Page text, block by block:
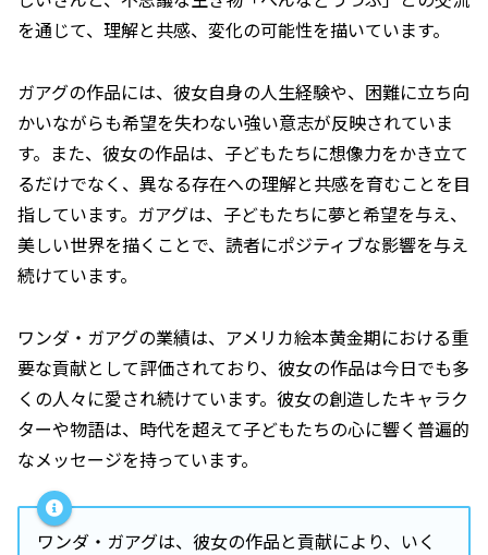
を通じて、理解と共感、変化の可能性を描いています。
ガアグの作品には、彼女自身の人生経験や、困難に立ち向
かいながらも希望を失わない強い意志が反映されていま
す。また、彼女の作品は、子どもたちに想像力をかき立て
るだけでなく、異なる存在への理解と共感を育むことを目
指しています。ガアグは、子どもたちに夢と希望を与え、
美しい世界を描くことで、読者にポジティブな影響を与え
続けています。
ワンダ・ガアグの業績は、アメリカ絵本黄金期における重
要な貢献として評価されており、彼女の作品は今日でも多
くの人々に愛され続けています。彼女の創造したキャラク
ターや物語は、時代を超えて子どもたちの心に響く普遍的
なメッセージを持っています。
ワンダ・ガアグは、彼女の作品と貢献により、いく